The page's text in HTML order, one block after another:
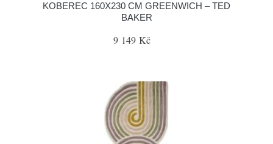
KOBEREC 160X230 CM GREENWICH – TED
BAKER
9 149 Kč